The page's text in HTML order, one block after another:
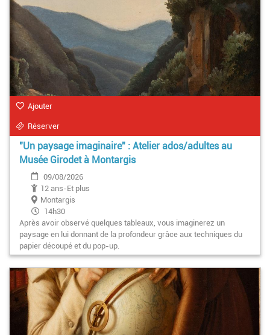
Ajouter
Réserver
"Un paysage imaginaire" : Atelier ados/adultes au
Musée Girodet à Montargis
09/08/2026
12 ans-Et plus
Montargis
14h30
Après avoir observé quelques tableaux, vous imaginerez un
paysage en lui donnant de la profondeur grâce aux techniques du
papier découpé et du pop-up.